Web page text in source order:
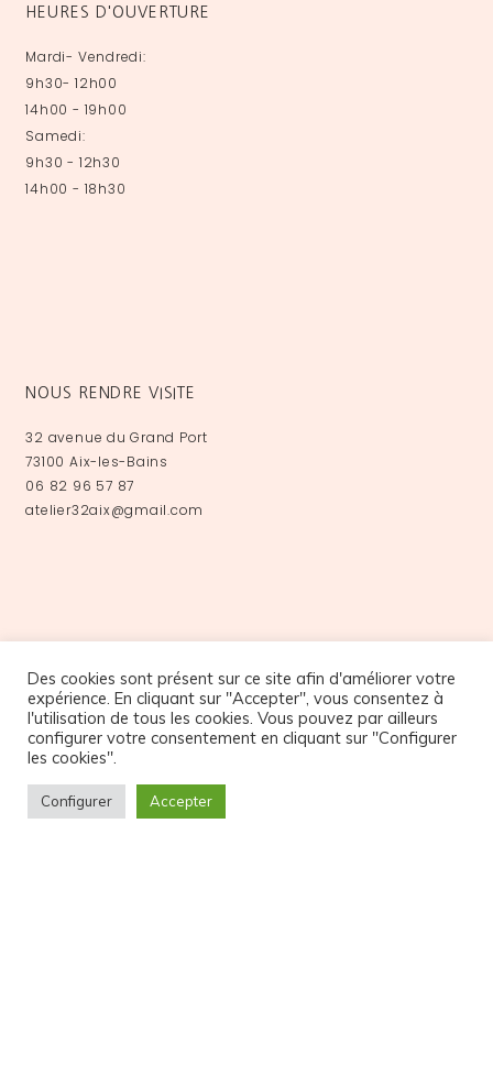
HEURES D'OUVERTURE
Mardi- Vendredi:
9h30- 12h00
14h00 - 19h00
Samedi:
9h30 - 12h30
14h00 - 18h30
NOUS RENDRE VISITE
32 avenue du Grand Port
73100 Aix-les-Bains
06 82 96 57 87
atelier32aix@gmail.com
NOS PARTENAIRES
Des cookies sont présent sur ce site afin d'améliorer votre
expérience. En cliquant sur "Accepter", vous consentez à
l'utilisation de tous les cookies. Vous pouvez par ailleurs
configurer votre consentement en cliquant sur "Configurer
les cookies".
Configurer Accepter